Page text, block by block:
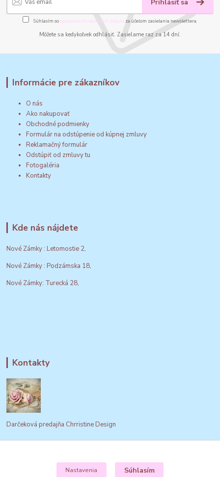
Prihlásiť sa
Súhlasím sospracovaním osobných údajov za účelom zasielania newslettera.
Môžete sa kedykoľvek odhlásiť. Zasielame raz za 14 dní.
Informácie pre zákazníkov
O nás
Ako nakupovať
Obchodné podmienky
Formulár na odstúpenie od kúpnej zmluvy
Reklamačný formulár
Odstúpiť od zmluvy tu
Fotogaléria
Kontakty
Kde nás nájdete
Nové Zámky : Letomostie 2,
Nové Zámky : Podzámska 18,
Nové Zámky: Turecká 28,
Kontakty
Darčeková predajňa Chrristine Design
Nastavenia Súhlasím